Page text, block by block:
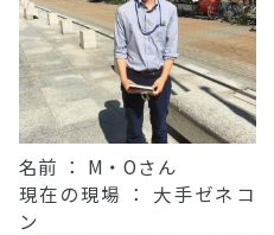
名前 ： M・Oさん
現在の現場 ： 大手ゼネコ
ン